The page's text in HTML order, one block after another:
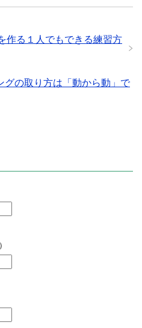
作る１人でもできる練習方
グの取り方は「動から動」で